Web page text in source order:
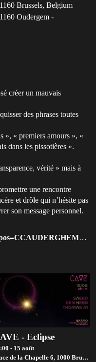
Brussels, Belgium
Oudergem -
créer un mauvais
des phrases toutes
», « premiers amours », «
dans les pissotières ».
vérité » mais à
une rencontre
et drôle qui n’hésite pas
son message personnel.
9FC1-9DC6-0864-6D61828D42D8&utm_source=qluvis-com
Bruxelles
- Eclipse
- 15 août
de la Chapelle 6, 1000 Brussels, Belgium,